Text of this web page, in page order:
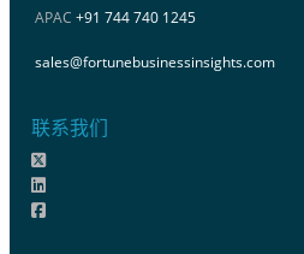
APAC +91 744 740 1245
sales@fortunebusinessinsights.com
联系我们